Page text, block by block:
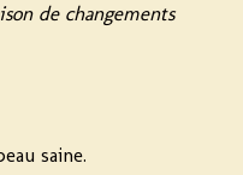
de changements
saine.